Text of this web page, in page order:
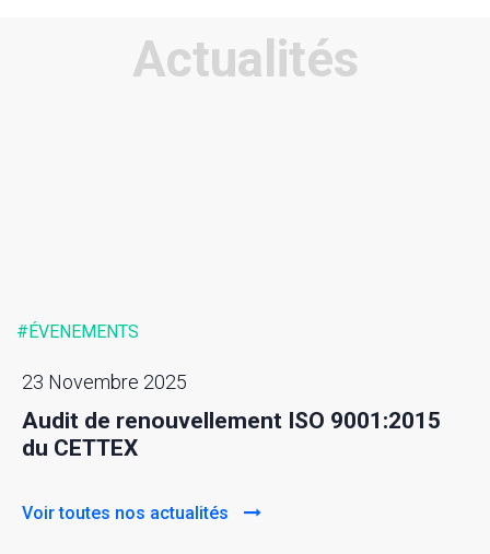
Actualités
#ÉVENEMENTS
23 Novembre 2025
Audit de renouvellement ISO 9001:2015
du CETTEX
Voir toutes nos actualités